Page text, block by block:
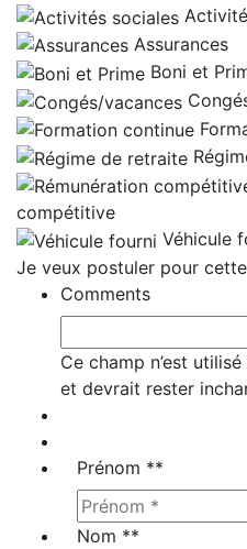
Assurances
Boni et
compétitive
Véhicule
Je veux postuler pour
Comments
Ce champ n’est
et devrait rester
Prénom **
Nom **